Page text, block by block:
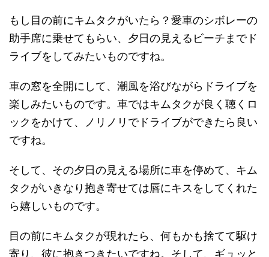
もし目の前にキムタクがいたら？愛車のシボレーの
助手席に乗せてもらい、夕日の見えるビーチまでド
ライブをしてみたいものですね。
車の窓を全開にして、潮風を浴びながらドライブを
楽しみたいものです。車ではキムタクが良く聴くロ
ックをかけて、ノリノリでドライブができたら良い
ですね。
そして、その夕日の見える場所に車を停めて、キム
タクがいきなり抱き寄せては唇にキスをしてくれた
ら嬉しいものです。
目の前にキムタクが現れたら、何もかも捨てて駆け
寄り、彼に抱きつきたいですね。そして、ギュッと